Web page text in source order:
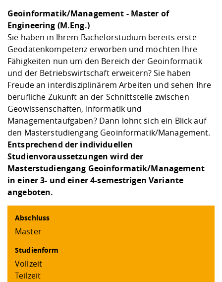
Checkliste zum
und Physik
Jobs, Praktika,
Lebenslagen
Studentenwerk
Arbeit
Lehren,
Weiterbilden im
Formulare und
Gründung und
Kooperationen
Klimaschutz &
Informatik/
Landbau/
Maschinenbau
Unternehmen
Kontakt und Anfahrt
Qualitätssicherung
Geoinformatik/Management - Master of
Engineering (M.Eng.)
Sie haben in Ihrem Bachelorstudium bereits erste
Geodatenkompetenz erworben und möchten Ihre
Fähigkeiten nun um den Bereich der Geoinformatik
und der Betriebswirtschaft erweitern? Sie haben
Freude an interdisziplinärem Arbeiten und sehen Ihre
berufliche Zukunft an der Schnittstelle zwischen
Geowissenschaften, Informatik und
Managementaufgaben? Dann lohnt sich ein Blick auf
den Masterstudiengang Geoinformatik/Management.
Entsprechend der individuellen
Studienvoraussetzungen wird der
Masterstudiengang Geoinformatik/Management
in einer 3- und einer 4-semestrigen Variante
angeboten.
Abschluss
Master
Studienform
Vollzeit
Teilzeit